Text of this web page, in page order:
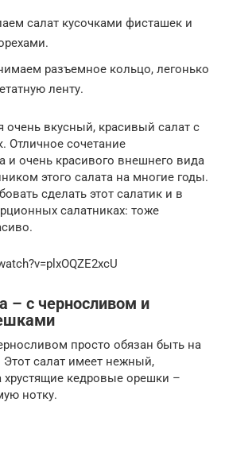
салат кусочками фисташек и
разъемное кольцо, легонько
ленту.
очень вкусный, красивый салат с
Отличное сочетание
и очень красивого внешнего вида
этого салата на многие годы.
сделать этот салатик и в
салатниках: тоже
– с черносливом и
просто обязан быть на
салат имеет нежный,
хрустящие кедровые орешки –
нотку.